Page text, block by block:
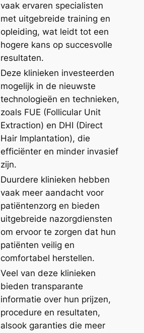
vaak ervaren specialisten
met uitgebreide training en
opleiding, wat leidt tot een
hogere kans op succesvolle
resultaten.
Deze klinieken investeerden
mogelijk in de nieuwste
technologieën en technieken,
zoals FUE (Follicular Unit
Extraction) en DHI (Direct
Hair Implantation), die
efficiënter en minder invasief
zijn.
Duurdere klinieken hebben
vaak meer aandacht voor
patiëntenzorg en bieden
uitgebreide nazorgdiensten
om ervoor te zorgen dat hun
patiënten veilig en
comfortabel herstellen.
Veel van deze klinieken
bieden transparante
informatie over hun prijzen,
procedure en resultaten,
alsook garanties die meer